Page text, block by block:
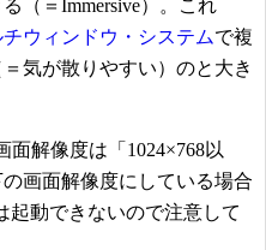
（＝Immersive）。これ
チウィンドウ・システムで複
気が散りやすい）のと大き
解像度は「1024×768以
画面解像度にしている場合
起動できないので注意して